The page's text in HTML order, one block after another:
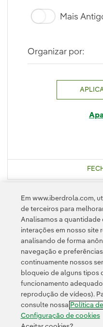
Organizar por:
Mais
Transparência no uso da IA
Acessibilidade
Em www.iberdrola.com,
de terceiros para
Analisamos a quantidade
interações em nosso site
analisando de forma
navegação e
continuamente nossos
bloqueio de alguns tipos
funcionamento
reprodução de vídeos).
consulte nossa Política
Configuração de cookies